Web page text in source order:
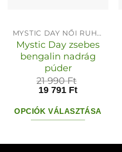
MYSTIC DAY NŐI RUHÁK
Mystic Day zsebes
bengalin nadrág
púder
21 990Ft
19 791 Ft
OPCIÓK VÁLASZTÁSA
a